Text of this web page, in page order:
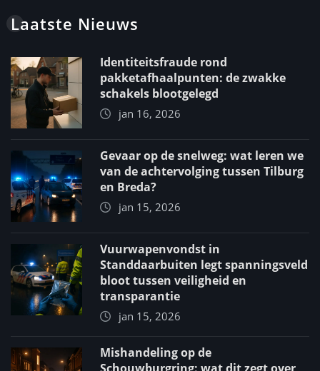
Laatste Nieuws
Identiteitsfraude rond
pakketafhaalpunten: de zwakke
schakels blootgelegd
jan 16, 2026
Gevaar op de snelweg: wat leren we
van de achtervolging tussen Tilburg
en Breda?
jan 15, 2026
Vuurwapenvondst in
Standdaarbuiten legt spanningsveld
bloot tussen veiligheid en
transparantie
jan 15, 2026
Mishandeling op de